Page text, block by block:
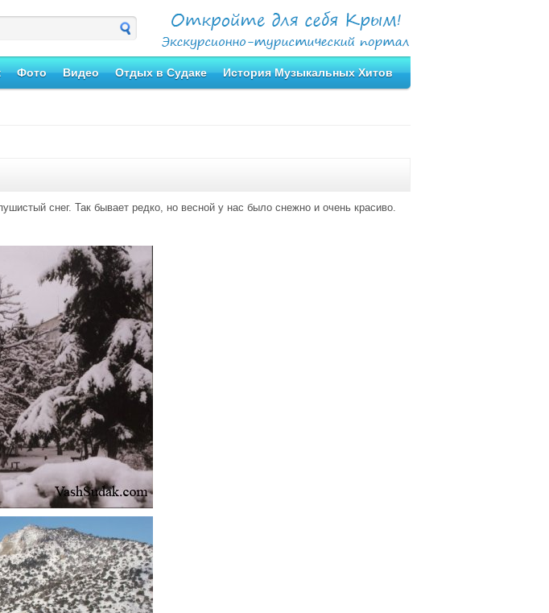
Фото Видео Отдых в Судаке История Музыкальных Хитов
снег. Так бывает редко, но весной у нас было снежно и очень красиво.